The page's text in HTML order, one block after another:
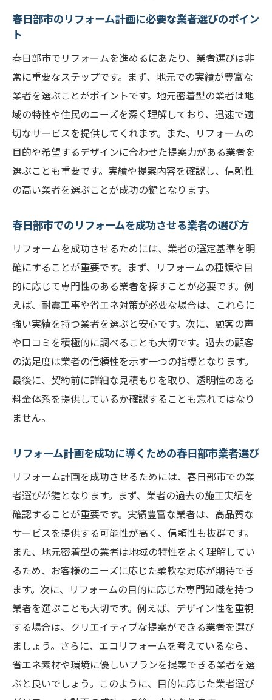
春日部市のリフォーム計画に必要な業者選びのポイン
ト
春日部市でリフォームを進めるにあたり、業者選びは非
常に重要なステップです。まず、地元での実績が豊富な
業者を選ぶことがポイントです。地元密着型の業者は地
域の特性や住民のニーズを深く理解しており、迅速で適
切なサービスを提供してくれます。また、リフォームの
目的や希望するデザインに合わせた提案力がある業者を
選ぶことも重要です。実績や提案内容を確認し、信頼性
の高い業者を選ぶことが成功の鍵となります。
春日部市でのリフォームを成功させる業者の選び方
リフォームを成功させるためには、業者の選定基準を明
確にすることが重要です。まず、リフォームの種類や目
的に応じて専門性のある業者を探すことが必要です。例
えば、耐震工事や省エネ対策が必要な場合は、これらに
強い実績を持つ業者を選ぶと安心です。次に、顧客の声
や口コミを積極的に調べることも大切です。過去の顧客
の満足度は業者の信頼性を示す一つの指標となります。
最後に、契約前に詳細な見積もりを取り、透明性のある
料金体系を提供しているか確認することも忘れてはなり
ません。
リフォーム計画を成功に導くための春日部市業者選び
リフォーム計画を成功させるためには、春日部市での業
者選びが鍵となります。まず、業者の過去の施工実績を
確認することが重要です。実績豊富な業者は、高品質な
サービスを提供する可能性が高く、信頼性も抜群です。
また、地元密着型の業者は地域の特性をよく理解してい
るため、お客様のニーズに応じた柔軟な対応が期待でき
ます。次に、リフォームの目的に応じた専門知識を持つ
業者を選ぶことも大切です。例えば、デザイン性を重視
する場合は、クリエイティブな提案ができる業者を選び
ましょう。さらに、エコリフォームを考えているなら、
省エネ素材や環境に優しいプランを提案できる業者を選
ぶと良いでしょう。このように、目的に応じた業者選び